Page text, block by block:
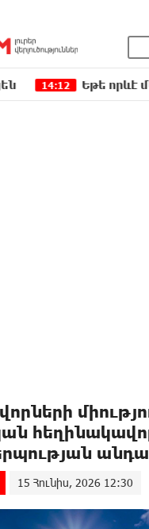
Եթե որևէ մեկիդ
15 Հունիս, 2026 12:30